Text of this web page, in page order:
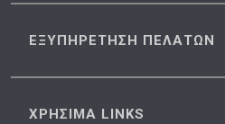
ΕΞΥΠΗΡΕΤΗΣΗ ΠΕΛΑΤΩΝ
ΧΡΗΣΙΜΑ LINKS